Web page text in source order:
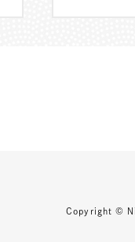
Copyright ©